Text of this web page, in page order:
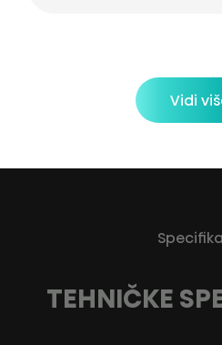
Vidi
TEHNIČKE